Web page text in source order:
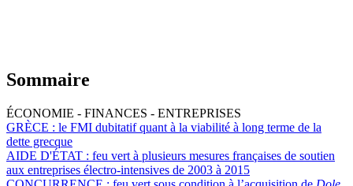
Sommaire
ÉCONOMIE - FINANCES - ENTREPRISES
GRÈCE : le FMI dubitatif quant à la viabilité à long terme de la
dette grecque
AIDE D'ÉTAT : feu vert à plusieurs mesures françaises de soutien
aux entreprises électro-intensives de 2003 à 2015